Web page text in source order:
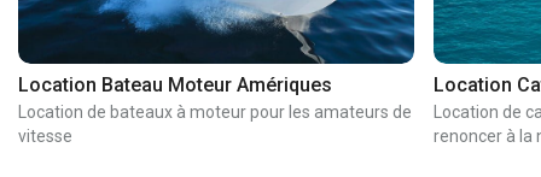
Location Bateau Moteur Amériques
Location de bateaux à moteur pour les amateurs de
vitesse
Location
Location de
renoncer à la